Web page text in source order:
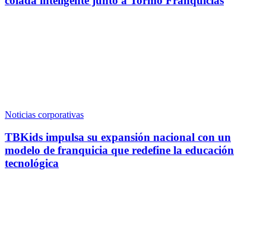
Noticias corporativas
TBKids impulsa su expansión nacional con un
modelo de franquicia que redefine la educación
tecnológica